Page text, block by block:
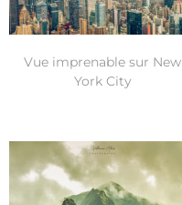
Vue imprenable sur New
York City